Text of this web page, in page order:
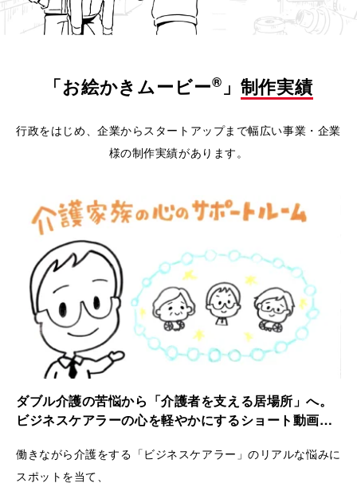
「お絵かきムービー® 」 制作実績
行政をはじめ、企業からスタートアップまで幅広い事業・企業
様の制作実績があります。
ダブル介護の苦悩から「介護者を支える居場所」へ。
ビジネスケアラーの心を軽やかにするショート動画｜
働きながら介護をする「ビジネスケアラー」のリアルな悩みに
スポットを当て、